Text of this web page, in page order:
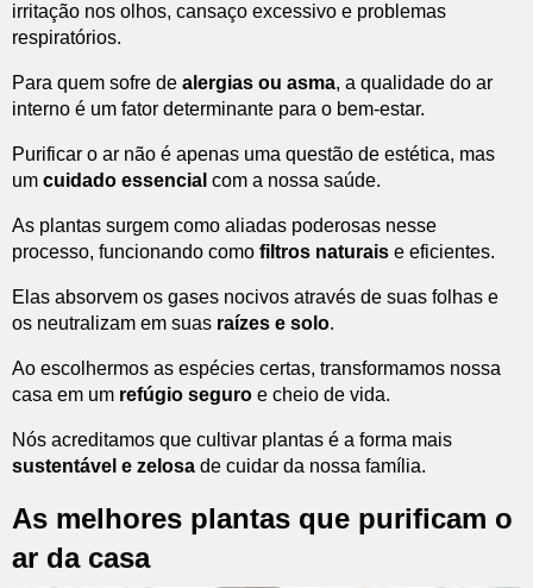
irritação nos olhos, cansaço excessivo e problemas
respiratórios.
Para quem sofre de alergias ou asma, a qualidade do ar
interno é um fator determinante para o bem-estar.
Purificar o ar não é apenas uma questão de estética, mas
um cuidado essencial com a nossa saúde.
As plantas surgem como aliadas poderosas nesse
processo, funcionando como filtros naturais e eficientes.
Elas absorvem os gases nocivos através de suas folhas e
os neutralizam em suas raízes e solo.
Ao escolhermos as espécies certas, transformamos nossa
casa em um refúgio seguro e cheio de vida.
Nós acreditamos que cultivar plantas é a forma mais
sustentável e zelosa de cuidar da nossa família.
As melhores plantas que purificam o
ar da casa